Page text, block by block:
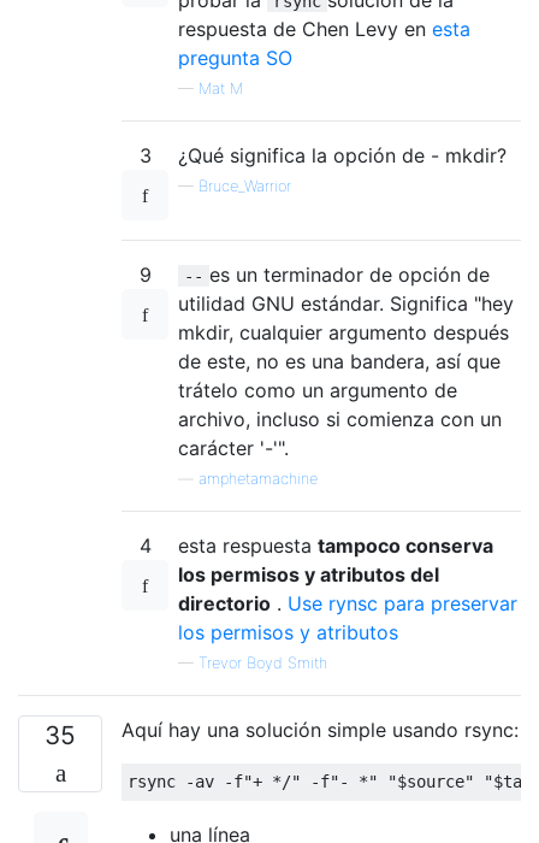
respuesta de Chen Levy en esta
pregunta SO
— Mat M
3 ¿Qué significa la opción de - mkdir?
— Bruce_Warrior
9 -- es un terminador de opción de
utilidad GNU estándar. Significa "hey
mkdir, cualquier argumento después
de este, no es una bandera, así que
trátelo como un argumento de
archivo, incluso si comienza con un
carácter '-'".
amphetamachine
4 esta respuesta tampoco conserva
los permisos y atributos del
directorio . Use rynsc para preservar
los permisos y atributos
— Trevor Boyd Smith
35 Aquí hay una solución simple usando rsync:
una línea